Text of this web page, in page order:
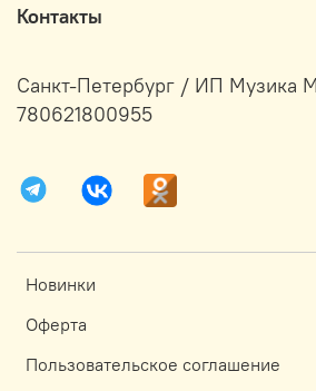
Новинки
Оферта
Пользовательское соглашение
Контакты
Санкт-Петербург / ИП
780621800955